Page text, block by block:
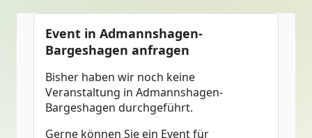
Event in Admannshagen-
Bargeshagen anfragen
Bisher haben wir noch keine
Veranstaltung in Admannshagen-
Bargeshagen durchgeführt.
Gerne können Sie ein Event für